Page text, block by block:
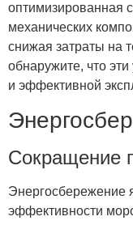
оптимизированная
механических
снижая затраты на
обнаружите, что
и эффективной
Сокращение
Энергосбережение
эффективности